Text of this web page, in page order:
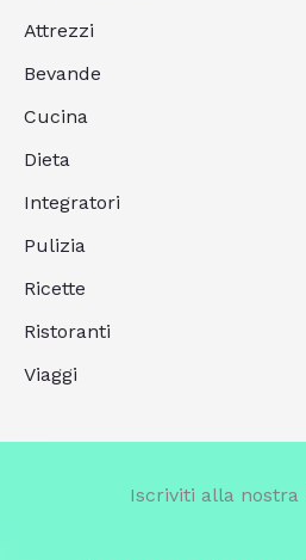
Attrezzi
Bevande
Cucina
Dieta
Integratori
Pulizia
Ricette
Ristoranti
Viaggi
Iscriviti alla nostra